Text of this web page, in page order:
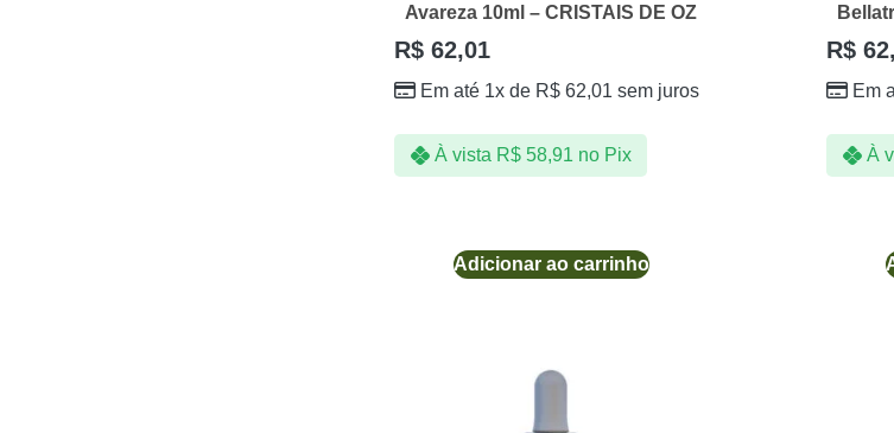
Avareza 10ml – CRISTAIS DE OZ
R$ 62,01
Em até 1x de R$ 62,01 sem juros
À vista R$58,91 no Pix
Adicionar ao carrinho
R$
Em
À